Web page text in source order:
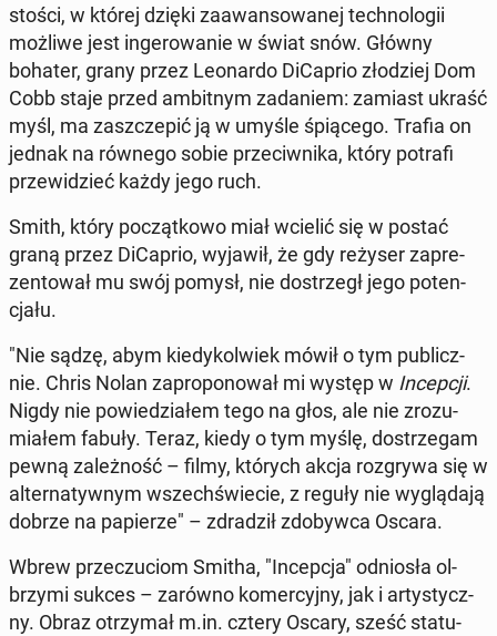
sto­ści, w której dzięki za­awan­so­wa­nej tech­no­lo­gii
możliwe jest in­ge­ro­wa­nie w świat snów. Główny
bohater, grany przez Le­onar­do Di­Ca­prio zło­dziej Dom
Cobb staje przed am­bit­nym za­da­niem: zamiast ukraść
myśl, ma za­szcze­pić ją w umyśle śpią­ce­go. Trafia on
jednak na równego sobie prze­ciw­ni­ka, który potrafi
prze­wi­dzieć każdy jego ruch.
Smith, który po­cząt­ko­wo miał wcielić się w postać
graną przez Di­Ca­prio, wyjawił, że gdy reżyser za­pre­
zen­to­wał mu swój pomysł, nie do­strzegł jego po­ten­
cja­łu.
"Nie sądzę, abym kie­dy­kol­wiek mówił o tym pu­blicz­
nie. Chris Nolan za­pro­po­no­wał mi występ w In­cep­cji.
Nigdy nie po­wie­dzia­łem tego na głos, ale nie zro­zu­
mia­łem fabuły. Teraz, kiedy o tym myślę, do­strze­gam
pewną za­leż­ność – filmy, których akcja roz­gry­wa się w
al­ter­na­tyw­nym wszech­świe­cie, z reguły nie wy­glą­da­ją
dobrze na pa­pie­rze" – zdra­dził zdo­byw­ca Oscara.
Wbrew prze­czu­ciom Smitha, "In­cep­cja" od­nio­sła ol­
brzy­mi sukces – zarówno ko­mer­cyj­ny, jak i ar­ty­stycz­
ny. Obraz otrzy­mał m.in. cztery Oscary, sześć sta­tu­